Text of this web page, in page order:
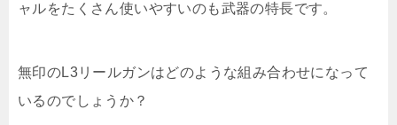
ャルをたくさん使いやすいのも武器の特長です。
無印のL3リールガンはどのような組み合わせになって
いるのでしょうか？